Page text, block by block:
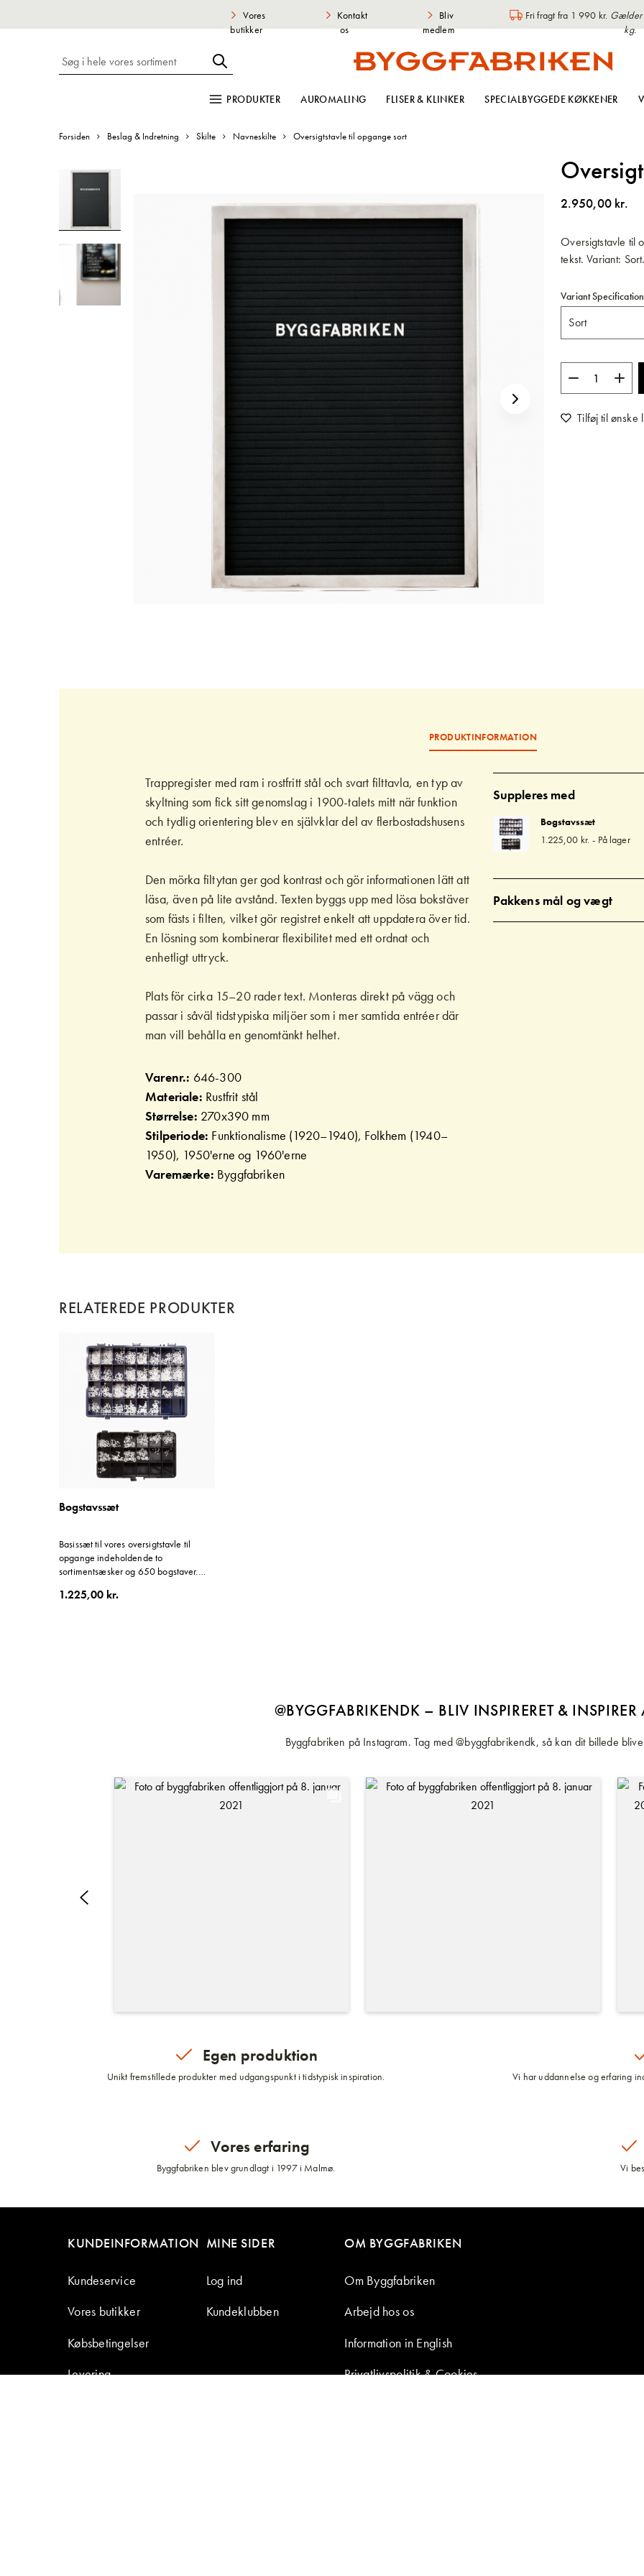
Vores
butikker
Kontakt
os
Bliv
medlem
Fri fragt fra 1 990 kr. Gælder
kg.
PRODUKTER AUROMALING FLISER & KLINKER SPECIALBYGGEDE KØKKENER
Forsiden Beslag & Indretning Skilte Navneskilte Oversigtstavle til opgange sort
slutningen
starten
2.950,00 kr.
Oversigtstavle til
tekst. Variant:
Variant Specification
Tilføj til ønske
PRODUKTINFORMATION
Trappregister med ram i rostfritt stål och svart filttavla, en typ av
skyltning som fick sitt genomslag i 1900-talets mitt när funktion
och tydlig orientering blev en självklar del av flerbostadshusens
entréer.
Den mörka filtytan ger god kontrast och gör informationen lätt att
läsa, även på lite avstånd. Texten byggs upp med lösa bokstäver
som fästs i filten, vilket gör registret enkelt att uppdatera över tid.
En lösning som kombinerar flexibilitet med ett ordnat och
enhetligt uttryck.
Plats för cirka 15–20 rader text. Monteras direkt på vägg och
passar i såväl tidstypiska miljöer som i mer samtida entréer där
man vill behålla en genomtänkt helhet.
Varenr.: 646-300
Materiale: Rustfrit stål
Størrelse: 270x390 mm
Stilperiode: Funktionalisme (1920–1940), Folkhem (1940–
1950), 1950'erne og 1960'erne
Varemærke: Byggfabriken
Suppleres med
Bogstavssæt
1.225,00 kr. - På lager
Pakkens mål og vægt
RELATEREDE PRODUKTER
Bogstavssæt
Basissæt til vores oversigtstavle til
opgange indeholdende to
sortimentsæsker og 650 bogstaver.
lille har 18 rum. Højden på
1.225,00 kr.
@BYGGFABRIKENDK – BLIV INSPIRERET & INSPIRER
Byggfabriken på Instagram. Tag med @byggfabrikendk, så kan dit billede
Egen produktion
Unikt fremstillede produkter med udgangspunkt i tidstypisk inspiration. Vi har uddannelse og erfaring
Vores erfaring
Byggfabriken blev grundlagt i 1997 i Malmø. Vi
KUNDEINFORMATION
Kundeservice
Vores butikker
Købsbetingelser
Levering
MINE SIDER
Log ind
Kundeklubben
OM BYGGFABRIKEN
Om Byggfabriken
Arbejd hos os
Information in English
Privatlivspolitik & Cookies